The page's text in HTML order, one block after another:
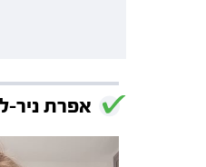
אפרת ניר-